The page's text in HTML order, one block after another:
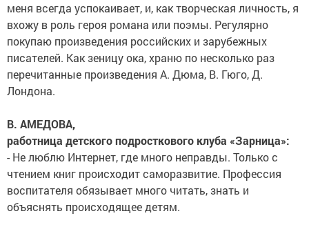
меня всегда успокаивает, и, как творческая личность, я
вхожу в роль героя романа или поэмы. Регулярно
покупаю произведения российских и зарубежных
писателей. Как зеницу ока, храню по несколько раз
перечитанные произведения А. Дюма, В. Гюго, Д.
Лондона.
В. АМЕДОВА,
работница детского подросткового клуба «Зарница»:
- Не люблю Интернет, где много неправды. Только с
чтением книг происходит саморазвитие. Профессия
воспитателя обязывает много читать, знать и
объяснять происходящее детям.